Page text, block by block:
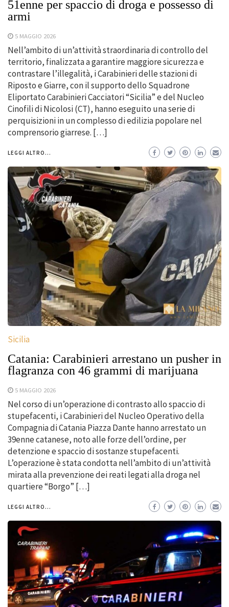
51enne per spaccio di droga e possesso di
armi
5 MAGGIO 2026
Nell’ambito di un’attività straordinaria di controllo del
territorio, finalizzata a garantire maggiore sicurezza e
contrastare l’illegalità, i Carabinieri delle stazioni di
Riposto e Giarre, con il supporto dello Squadrone
Eliportato Carabinieri Cacciatori “Sicilia” e del Nucleo
Cinofili di Nicolosi (CT), hanno eseguito una serie di
perquisizioni in un complesso di edilizia popolare nel
comprensorio giarrese. […]
LEGGI ALTRO...
Sicilia
Catania: Carabinieri arrestano un pusher in
flagranza con 46 grammi di marijuana
5 MAGGIO 2026
Nel corso di un’operazione di contrasto allo spaccio di
stupefacenti, i Carabinieri del Nucleo Operativo della
Compagnia di Catania Piazza Dante hanno arrestato un
39enne catanese, noto alle forze dell’ordine, per
detenzione e spaccio di sostanze stupefacenti.
L’operazione è stata condotta nell’ambito di un’attività
mirata alla prevenzione dei reati legati alla droga nel
quartiere “Borgo” […]
LEGGI ALTRO...